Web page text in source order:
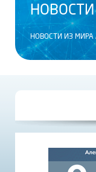
НОВОСТИ
НОВОСТИ ИЗ